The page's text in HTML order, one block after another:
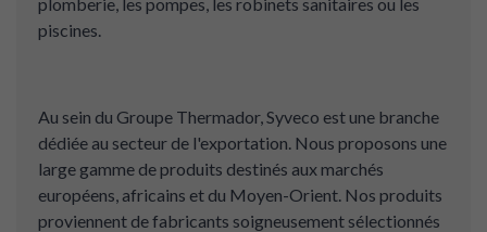
piscines.
Au sein du Groupe Thermador, Syveco est une branche
dédiée au secteur de l'exportation. Nous proposons une
large gamme de produits destinés aux marchés
européens, africains et du Moyen-Orient. Nos produits
proviennent de fabricants soigneusement sélectionnés